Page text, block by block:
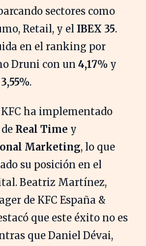
sectores como
Retail, y el IBEX 35.
en el ranking por
Druni con un 4,17% y
3,55%.
KFC ha implementado
Real Time y
Marketing, lo que
su posición en el
Beatriz Martínez,
de KFC España &
que este éxito no es
que Daniel Dévai,